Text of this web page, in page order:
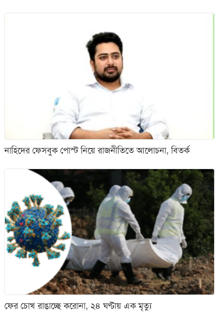
নাহিদের ফেসবুক পোস্ট নিয়ে রাজনীতিতে আলোচনা, বিতর্ক
ফের চোখ রাঙাচ্ছে করোনা, ২৪ ঘণ্টায় এক মৃত্যু